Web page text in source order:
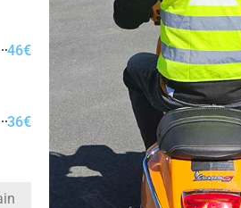
46€
36€